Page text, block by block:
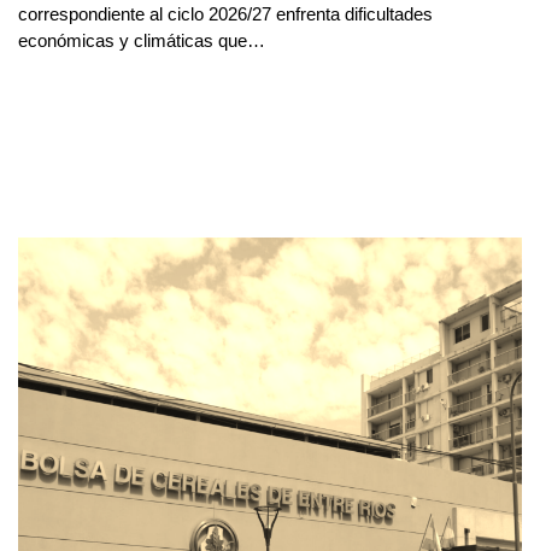
correspondiente al ciclo 2026/27 enfrenta dificultades
económicas y climáticas que…